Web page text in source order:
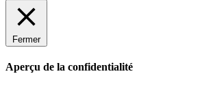
Fermer
Aperçu de la confidentialité